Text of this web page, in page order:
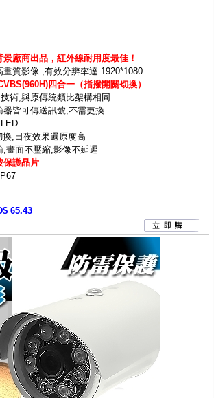
廠商出品，紅外線耐用度最佳！
畫質影像 ,有效分辨率達 1920*1080
四合一（指撥開關切換）
術,與原傳統類比架構相同
器皆可傳送訊號,不需更換
換,日夜效果還原度高
,畫面不壓縮,影像不延遲
保護晶片
65.43